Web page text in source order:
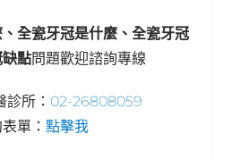
全瓷牙冠是什麼、全瓷牙冠
點問題歡迎諮詢專線
所： 02-26808059
單： 點擊我